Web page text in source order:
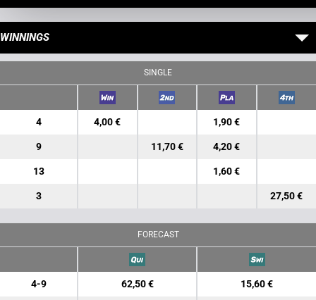
WINNINGS
SINGLE
4 4,00 € 1,90 €
9 11,70 € 4,20 €
13 1,60 €
3 27,50 €
FORECAST
4-9 62,50 € 15,60 €